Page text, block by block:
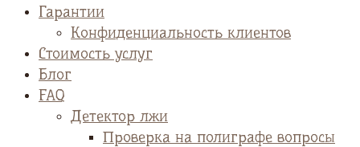
Гарантии
Конфиденциальность клиентов
Стоимость услуг
Блог
FAQ
Детектор лжи
Проверка на полиграфе вопросы